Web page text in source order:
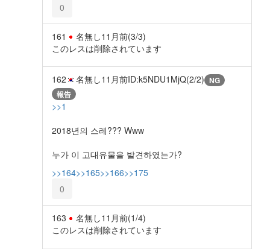
0
161 名無し11月前(3/3)
このレスは削除されています
162 名無し11月前ID:k5NDU1MjQ(2/2) NG
報告
>>1
2018년의 스레??? Www
누가 이 고대유물을 발견하였는가?
>>164>>165>>166>>175
0
163 名無し11月前(1/4)
このレスは削除されています